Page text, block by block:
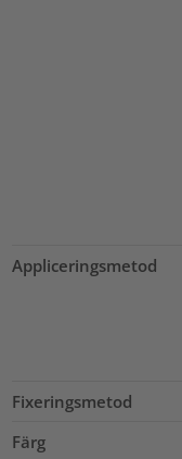
Appliceringsmetod
Fixeringsmetod
Färg